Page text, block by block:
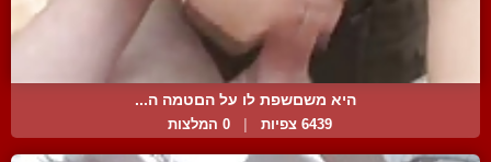
היא משםשפת לו על הםטמה ה...
6439 צפיות 0 המלצות